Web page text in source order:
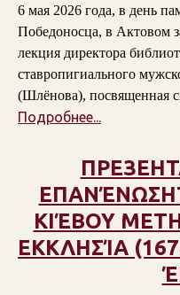
6 мая 2026 года, в день
Победоносца, в Актовом
лекция директора
ставропигиального
(Шлёнова), посвященная
Подробнее...
ΚΙΈΒΟΥ
ΕΚΚΛΗΣΊΑ